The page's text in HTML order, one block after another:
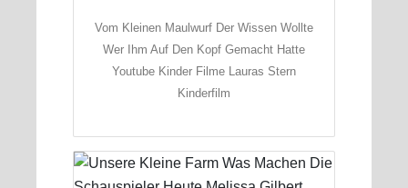
Vom Kleinen Maulwurf Der Wissen Wollte
Wer Ihm Auf Den Kopf Gemacht Hatte
Youtube Kinder Filme Lauras Stern
Kinderfilm